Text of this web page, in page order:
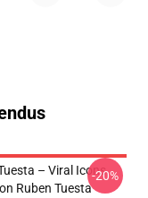
– Viral Icons
Ruben Tuesta
-20%